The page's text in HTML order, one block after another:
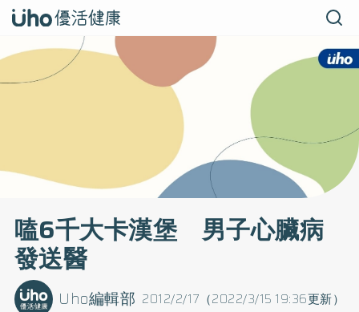
嗑6千大卡漢堡 男子心臟病
發送醫
2012/2/17（2022/3/15 19:36更新）
Uho編輯部